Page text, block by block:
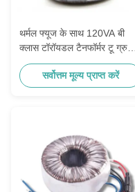
थर्मल फ्यूज के साथ 120VA बी
क्लास टॉरॉयडल टैनफॉर्मर टू ग्रुप
22VAC
सर्वोत्तम मूल्य प्राप्त करें